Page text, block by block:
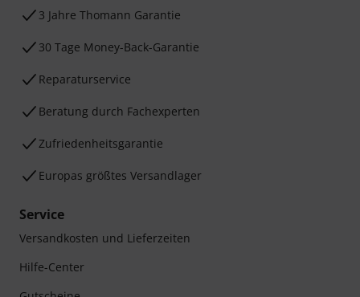
3 Jahre Thomann Garantie
30 Tage Money-Back-Garantie
Reparaturservice
Beratung durch Fachexperten
Zufriedenheitsgarantie
Europas größtes Versandlager
Service
Versandkosten und Lieferzeiten
Hilfe-Center